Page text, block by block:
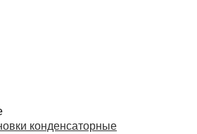
конденсаторные